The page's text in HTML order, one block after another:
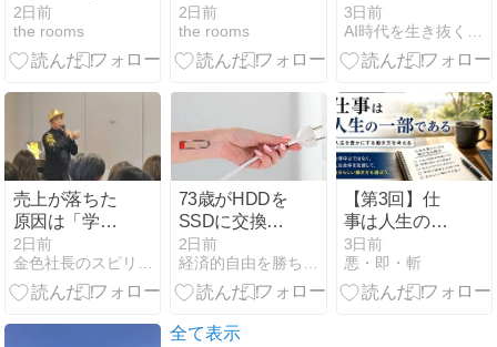
り続けている
会社
2日前
the rooms
分もはまって
みる
2日前
the rooms
エンド商品の
正体
3日前
AI時代を生き抜くための思考と稼ぐ力
売上が落ちた
原因は「学ば
なくなった自
分」かもしれ
ない
2日前
金色社長のスピリチュアル起業で稼ぐ成功日記 山崎広文
73歳がHDDを
SSDに交換し
た話｜遅いパ
ソコンが劇的
に速くなった
2日前
経済的自由を勝ち取り心と体の健康を保って幸せに長生きする方法
【第3回】仕
事は人生の一
部である｜人
生を豊かにす
る働き方を考
3日前
悪・即・斬
全て表示